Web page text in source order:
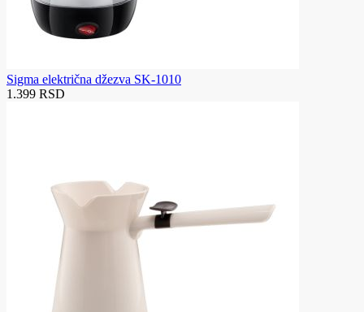
Sigma električna džezva SK-1010
1.399 RSD